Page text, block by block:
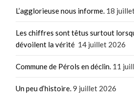
L’agglorieuse nous informe. 18
Les chiffres sont têtus surtout
dévoilent la vérité 14 juillet 2026
Commune de Pérols en déclin. 11
Un peu d’histoire.9 juillet 2026